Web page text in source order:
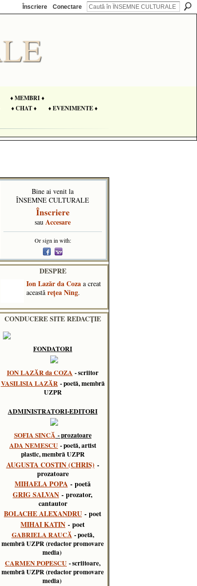
Înscriere Conectare
♦ MEMBRI ♦
♦ CHAT ♦
♦ EVENIMENTE ♦
Bine ai venit la
ÎNSEMNE CULTURALE
Înscriere
sau Accesare
Or sign in with:
DESPRE
Ion Lazăr da Coza a creat
această reţea Ning.
CONDUCERE SITE REDACȚIE
FONDATORI
ION LAZĂR da COZA - scriitor
VASILISIA LAZĂR - poetă, membră
UZPR
ADMINISTRATORI-EDITORI
SOFIA SINCĂ - prozatoare
ADA NEMESCU - poetă, artist
plastic, membră UZPR
AUGUSTA COSTIN (CHRIS) -
prozatoare
MIHAELA POPA - poetă
GRIG SALVAN - prozator,
cantautor
BOLACHE ALEXANDRU - poet
MIHAI KATIN - poet
GABRIELA RAUCĂ - poetă,
membră UZPR (redactor promovare
media)
CARMEN POPESCU - scriitoare,
membră UZPR (redactor promovare
media)